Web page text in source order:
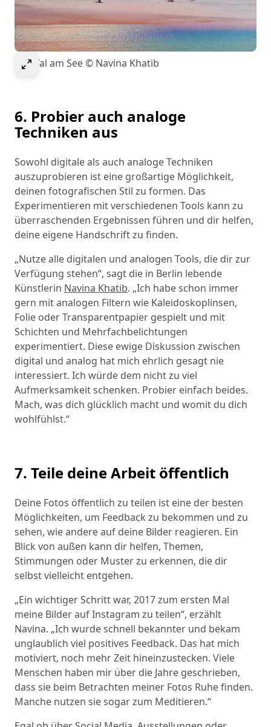
Select to expand image
Das Tal am See © Navina Khatib
6. Probier auch analoge
Techniken aus
Sowohl digitale als auch analoge Techniken
auszuprobieren ist eine großartige Möglichkeit,
deinen fotografischen Stil zu formen. Das
Experimentieren mit verschiedenen Tools kann zu
überraschenden Ergebnissen führen und dir helfen,
deine eigene Handschrift zu finden.
„Nutze alle digitalen und analogen Tools, die dir zur
Verfügung stehen“, sagt die in Berlin lebende
Künstlerin Navina Khatib. „Ich habe schon immer
gern mit analogen Filtern wie Kaleidoskoplinsen,
Folie oder Transparentpapier gespielt und mit
Schichten und Mehrfachbelichtungen
experimentiert. Diese ewige Diskussion zwischen
digital und analog hat mich ehrlich gesagt nie
interessiert. Ich würde dem nicht zu viel
Aufmerksamkeit schenken. Probier einfach beides.
Mach, was dich glücklich macht und womit du dich
wohlfühlst.“
7. Teile deine Arbeit öffentlich
Deine Fotos öffentlich zu teilen ist eine der besten
Möglichkeiten, um Feedback zu bekommen und zu
sehen, wie andere auf deine Bilder reagieren. Ein
Blick von außen kann dir helfen, Themen,
Stimmungen oder Muster zu erkennen, die dir
selbst vielleicht entgehen.
„Ein wichtiger Schritt war, 2017 zum ersten Mal
meine Bilder auf Instagram zu teilen“, erzählt
Navina. „Ich wurde schnell bekannter und bekam
unglaublich viel positives Feedback. Das hat mich
motiviert, noch mehr Zeit hineinzustecken. Viele
Menschen haben mir über die Jahre geschrieben,
dass sie beim Betrachten meiner Fotos Ruhe finden.
Manche nutzen sie sogar zum Meditieren.“